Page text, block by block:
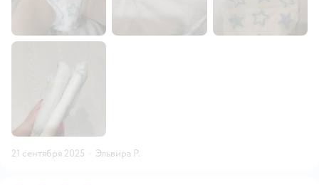
21 сентября 2025 · Эльвира Р.